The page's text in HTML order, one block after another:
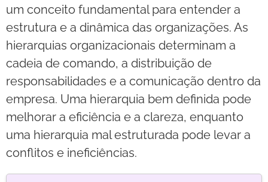
um conceito fundamental para entender a
estrutura e a dinâmica das organizações. As
hierarquias organizacionais determinam a
cadeia de comando, a distribuição de
responsabilidades e a comunicação dentro da
empresa. Uma hierarquia bem definida pode
melhorar a eficiência e a clareza, enquanto
uma hierarquia mal estruturada pode levar a
conflitos e ineficiências.